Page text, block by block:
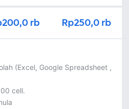
rb Rp250,0 rb
(Excel, Google Spreadsheet ,
cell.